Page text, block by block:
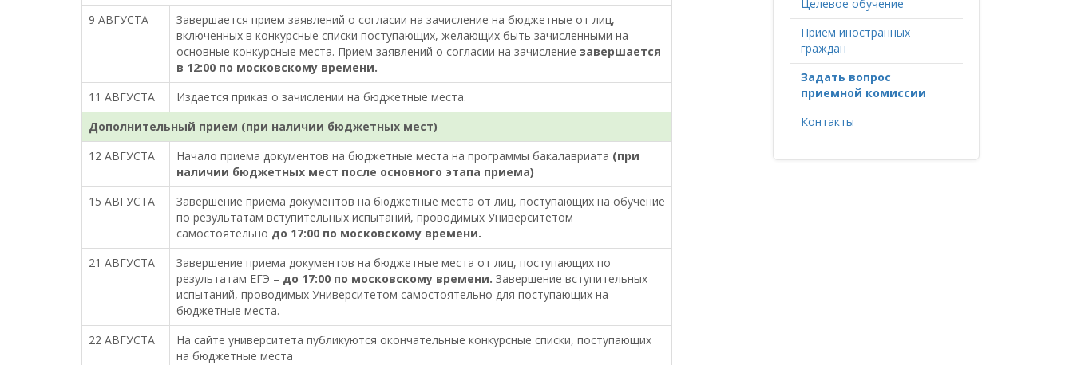
9 АВГУСТА
Завершается прием заявлений о согласии на зачисление на бюджетные от лиц,
включенных в конкурсные списки поступающих, желающих быть зачисленными на
основные конкурсные места. Прием заявлений о согласии на зачисление завершается
в 12:00 по московскому времени.
11 АВГУСТА
Издается приказ о зачислении на бюджетные места.
Дополнительный прием (при наличии бюджетных мест)
12 АВГУСТА
Начало приема документов на бюджетные места на программы бакалавриата (при
наличии бюджетных мест после основного этапа приема)
15 АВГУСТА
Завершение приема документов на бюджетные места от лиц, поступающих на обучение
по результатам вступительных испытаний, проводимых Университетом
самостоятельно до 17:00 по московскому времени.
21 АВГУСТА
Завершение приема документов на бюджетные места от лиц, поступающих по
результатам ЕГЭ – до 17:00 по московскому времени. Завершение вступительных
испытаний, проводимых Университетом самостоятельно для поступающих на
бюджетные места.
22 АВГУСТА
На сайте университета публикуются окончательные конкурсные списки, поступающих
на бюджетные места
Целевое обучение
Прием иностранных
граждан
Задать вопрос
приемной комиссии
Контакты